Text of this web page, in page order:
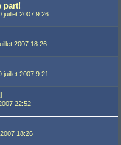
part!
juillet 2007 9:26
2007 18:26
juillet 2007 9:21
22:52
18:26